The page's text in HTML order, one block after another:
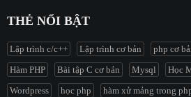
THẺ NỔI BẬT
Lập trình c/c++ Lập trình cơ bản php cơ
Hàm PHP
Bài tập C cơ bản Mysql Học
Wordpress
học php hàm xử mảng trong